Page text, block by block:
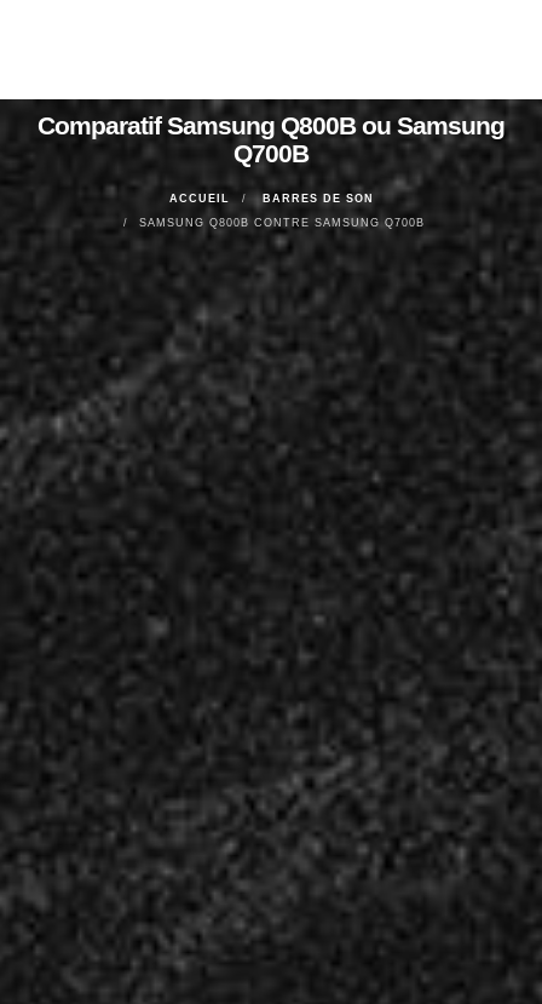
Comparatif Samsung Q800B ou Samsung
Q700B
ACCUEIL
BARRES DE SON
SAMSUNG Q800B CONTRE SAMSUNG Q700B